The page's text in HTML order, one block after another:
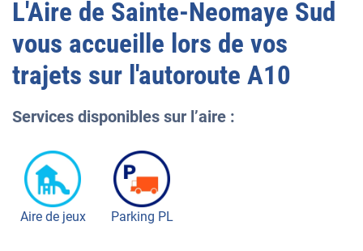
L'Aire de Sainte-Neomaye Sud
vous accueille lors de vos
trajets sur l'autoroute A10
Services disponibles sur l’aire :
Aire de jeux Parking PL